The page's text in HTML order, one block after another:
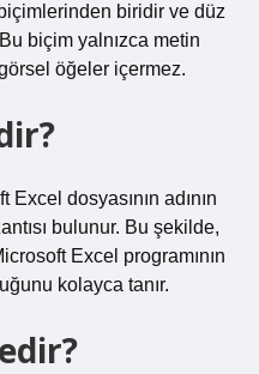
biridir ve düz
biçim yalnızca metin
öğeler içermez.
dosyasının adının
bulunur. Bu şekilde,
Excel programının
kolayca tanır.